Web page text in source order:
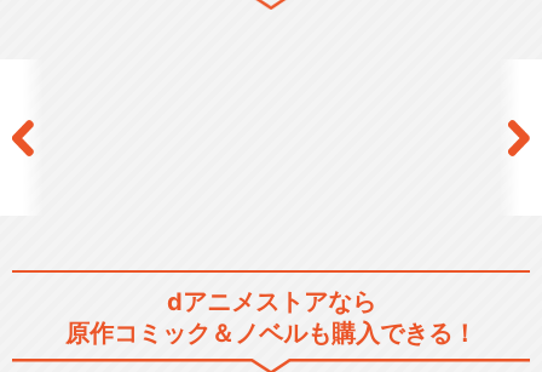
dアニメストアなら
原作コミック＆ノベルも購入できる！